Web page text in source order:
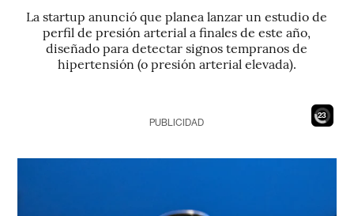
La startup anunció que planea lanzar un estudio de
perfil de presión arterial a finales de este año,
diseñado para detectar signos tempranos de
hipertensión (o presión arterial elevada).
21
PUBLICIDAD